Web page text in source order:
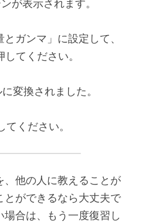
が表示されます。
ガンマ」に設定して、
てください。
変換されました。
てください。
、他の人に教えることが
とができるなら大丈夫で
合は、もう一度復習し